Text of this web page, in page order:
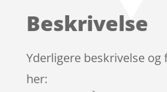
på
ømmels
er
Beskrivelse
Yderligere beskrivelse og
her: